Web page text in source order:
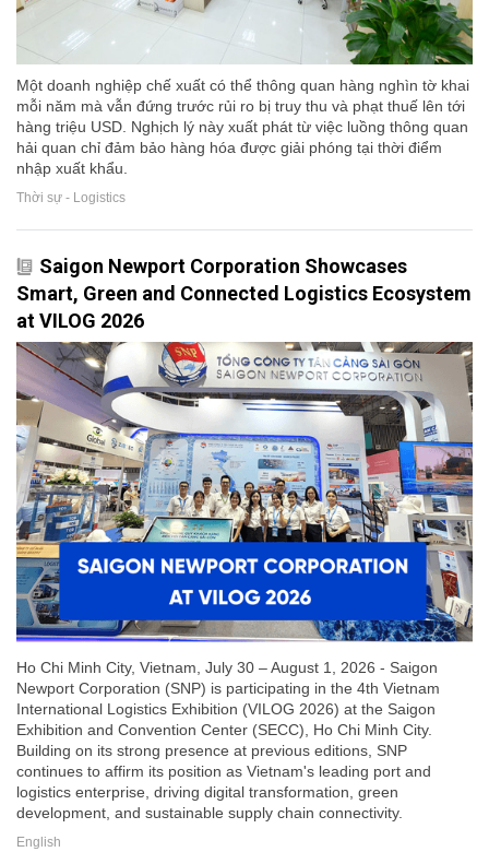
Một doanh nghiệp chế xuất có thể thông quan hàng nghìn tờ khai
mỗi năm mà vẫn đứng trước rủi ro bị truy thu và phạt thuế lên tới
hàng triệu USD. Nghịch lý này xuất phát từ việc luồng thông quan
hải quan chỉ đảm bảo hàng hóa được giải phóng tại thời điểm
nhập xuất khẩu.
Thời sự - Logistics
Saigon Newport Corporation Showcases
Smart, Green and Connected Logistics Ecosystem
at VILOG 2026
Ho Chi Minh City, Vietnam, July 30 – August 1, 2026 - Saigon
Newport Corporation (SNP) is participating in the 4th Vietnam
International Logistics Exhibition (VILOG 2026) at the Saigon
Exhibition and Convention Center (SECC), Ho Chi Minh City.
Building on its strong presence at previous editions, SNP
continues to affirm its position as Vietnam's leading port and
logistics enterprise, driving digital transformation, green
development, and sustainable supply chain connectivity.
English